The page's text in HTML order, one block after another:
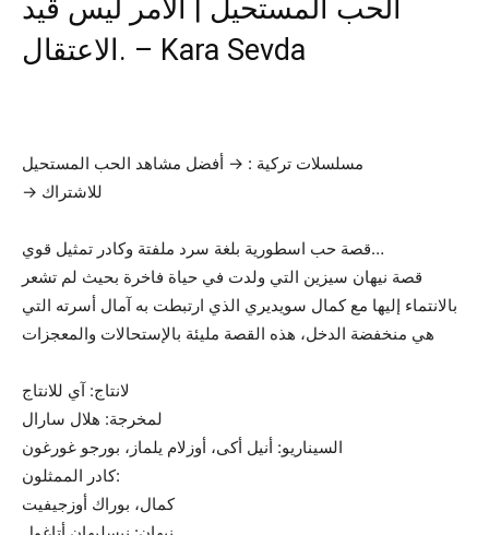
الحب المستحيل | الأمر ليس قيد
الاعتقال. – Kara Sevda
مسلسلات تركية : → أفضل مشاهد الحب المستحيل
→ للاشتراك
قصة حب اسطورية بلغة سرد ملفتة وكادر تمثيل قوي…
قصة نيهان سيزين التي ولدت في حياة فاخرة بحيث لم تشعر
بالانتماء إليها مع كمال سويديري الذي ارتبطت به آمال أسرته التي
هي منخفضة الدخل، هذه القصة مليئة بالإستحالات والمعجزات
لانتاج: آي للانتاج
لمخرجة: هلال سارال
السيناريو: أنيل أكى، أوزلام يلماز، بورجو غورغون
كادر الممثلون:
كمال، بوراك أوزجيفيت